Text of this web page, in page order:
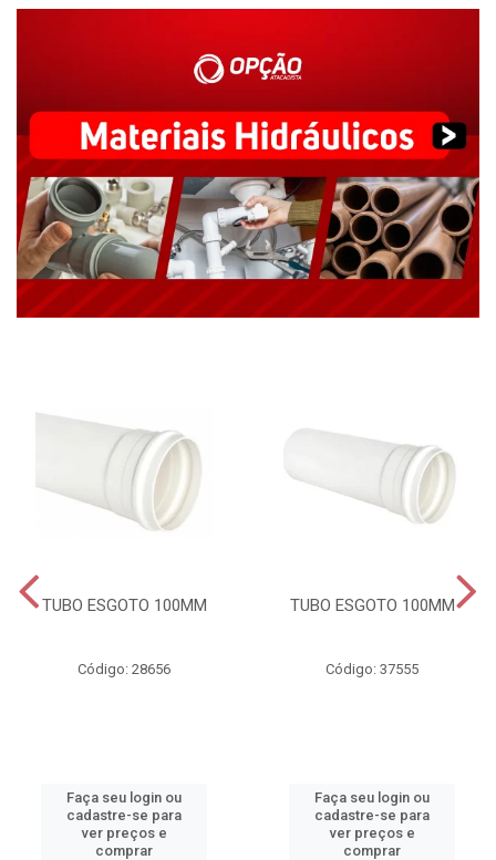
TUBO ESGOTO 100MM
Código: 28656
Faça seu login ou
cadastre-se para
ver preços e
comprar
TUBO ESGOTO 100MM
Código: 37555
Faça seu login ou
cadastre-se para
ver preços e
comprar